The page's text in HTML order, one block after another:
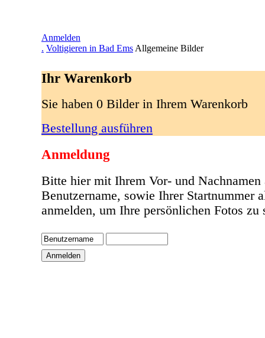
Anmelden
. Voltigieren in Bad Ems Allgemeine Bilder
Ihr Warenkorb
Sie haben 0 Bilder in Ihrem Warenkorb
Bestellung ausführen
Anmeldung
Bitte hier mit Ihrem Vor- und Nachnamen
Benutzername, sowie Ihrer Startnummer
anmelden, um Ihre persönlichen Fotos zu